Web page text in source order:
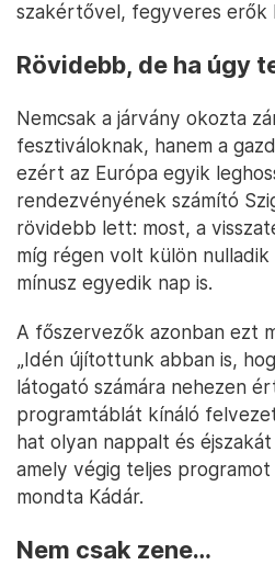
szakértővel, fegyveres erők
Rövidebb, de ha úgy
Nemcsak a járvány okozta
fesztiváloknak, hanem a
ezért az Európa egyik
rendezvényének számító
rövidebb lett: most, a
míg régen volt külön
mínusz egyedik nap is.
A főszervezők azonban ezt
„Idén újítottunk abban is,
látogató számára nehezen
programtáblát kínáló
hat olyan nappalt és
amely végig teljes programot
mondta Kádár.
Nem csak zene…